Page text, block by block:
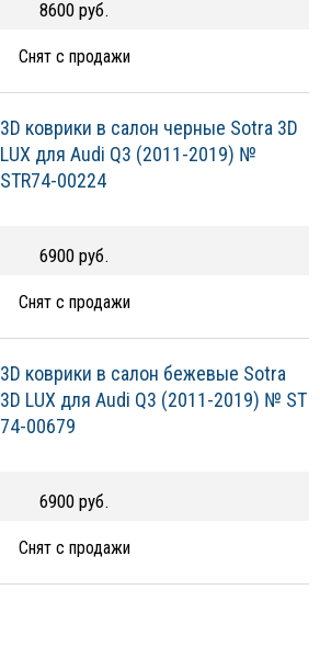
8600 руб.
Снят с продажи
3D коврики в салон черные Sotra 3D
LUX для Audi Q3 (2011-2019) №
STR74-00224
6900 руб.
Снят с продажи
3D коврики в салон бежевые Sotra
3D LUX для Audi Q3 (2011-2019) № ST
74-00679
6900 руб.
Снят с продажи